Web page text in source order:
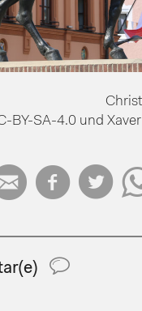
BY-SA-4.0 und
 